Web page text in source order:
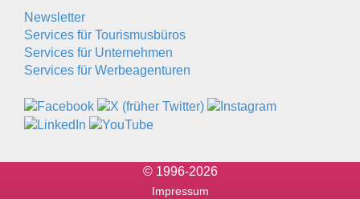
Newsletter
Services für Tourismusbüros
Services für Unternehmen
Services für Werbeagenturen
© 1996-2026
Impressum